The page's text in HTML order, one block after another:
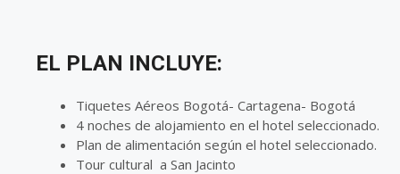
EL PLAN INCLUYE:
Tiquetes Aéreos Bogotá- Cartagena- Bogotá
4 noches de alojamiento en el hotel seleccionado.
Plan de alimentación según el hotel seleccionado.
Tour cultural a San Jacinto